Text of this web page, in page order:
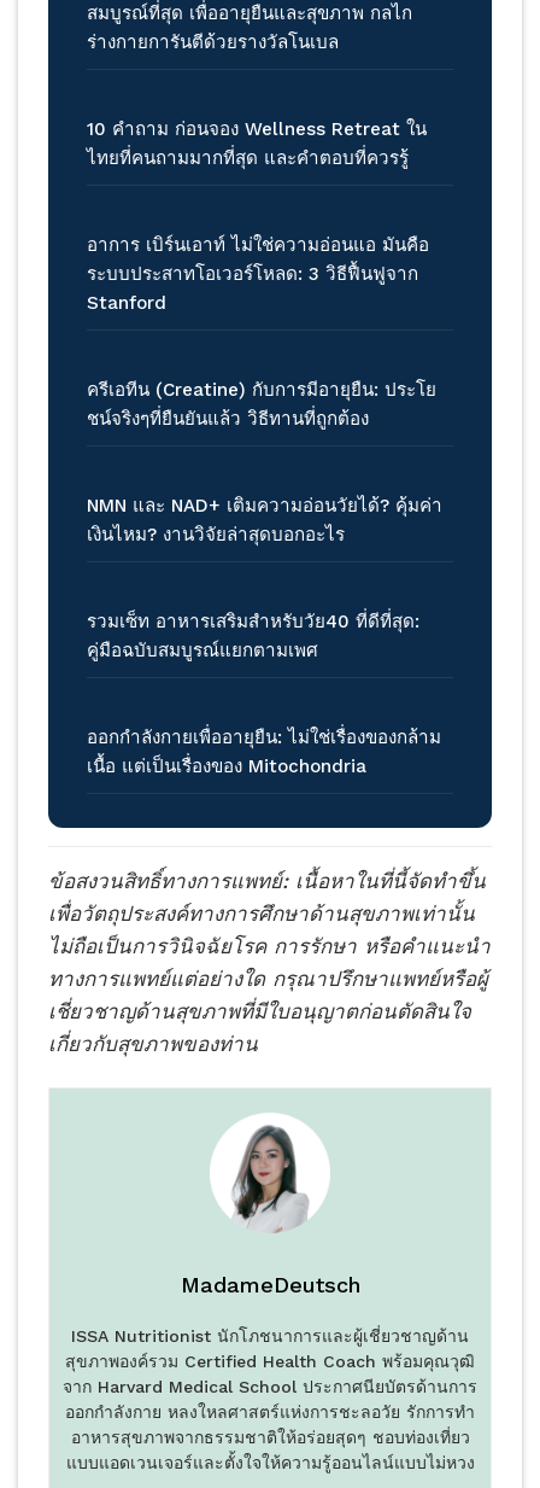
สมบูรณ์ที่สุด เพื่ออายุยืนและสุขภาพ กลไก
ร่างกายการันตีด้วยรางวัลโนเบล
10 คำถาม ก่อนจอง Wellness Retreat ใน
ไทยที่คนถามมากที่สุด และคำตอบที่ควรรู้
อาการ เบิร์นเอาท์ ไม่ใช่ความอ่อนแอ มันคือ
ระบบประสาทโอเวอร์โหลด: 3 วิธีฟื้นฟูจาก
Stanford
ครีเอทีน (Creatine) กับการมีอายุยืน: ประโย
ชน์จริงๆที่ยืนยันแล้ว วิธีทานที่ถูกต้อง
NMN และ NAD+ เติมความอ่อนวัยได้? คุ้มค่า
เงินไหม? งานวิจัยล่าสุดบอกอะไร
รวมเซ็ท อาหารเสริมสำหรับวัย40 ที่ดีที่สุด:
คู่มือฉบับสมบูรณ์แยกตามเพศ
ออกกำลังกายเพื่ออายุยืน: ไม่ใช่เรื่องของกล้าม
เนื้อ แต่เป็นเรื่องของ Mitochondria
ข้อสงวนสิทธิ์ทางการแพทย์: เนื้อหาในที่นี้จัดทำขึ้น
เพื่อวัตถุประสงค์ทางการศึกษาด้านสุขภาพเท่านั้น
ไม่ถือเป็นการวินิจฉัยโรค การรักษา หรือคำแนะนำ
ทางการแพทย์แต่อย่างใด กรุณาปรึกษาแพทย์หรือผู้
เชี่ยวชาญด้านสุขภาพที่มีใบอนุญาตก่อนตัดสินใจ
เกี่ยวกับสุขภาพของท่าน
MadameDeutsch
ISSA Nutritionist นักโภชนาการและผู้เชี่ยวชาญด้าน
สุขภาพองค์รวม Certified Health Coach พร้อมคุณวุฒิ
จาก Harvard Medical School ประกาศนียบัตรด้านการ
ออกกำลังกาย หลงใหลศาสตร์แห่งการชะลอวัย รักการทำ
อาหารสุขภาพจากธรรมชาติให้อร่อยสุดๆ ชอบท่องเที่ยว
แบบแอดเวนเจอร์และตั้งใจให้ความรู้ออนไลน์แบบไม่หวง